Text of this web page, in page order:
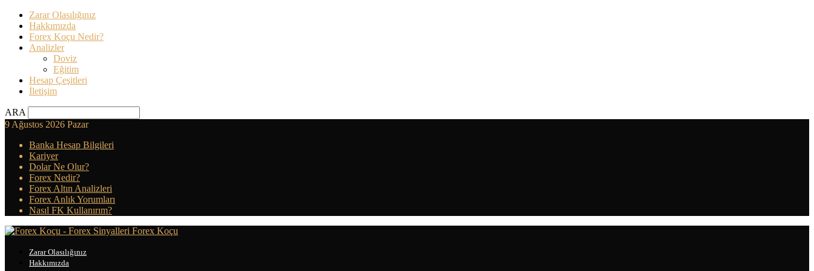
Zarar Olasılığınız
Hakkımızda
Forex Koçu Nedir?
Analizler
Doviz
Eğitim
Hesap Çeşitleri
İletişim
ARA
9 Ağustos 2026 Pazar
Banka Hesap Bilgileri
Kariyer
Dolar Ne Olur?
Forex Nedir?
Forex Altın Analizleri
Forex Anlık Yorumları
Nasıl FK Kullanırım?
Forex Koçu
Zarar Olasılığınız
Hakkımızda